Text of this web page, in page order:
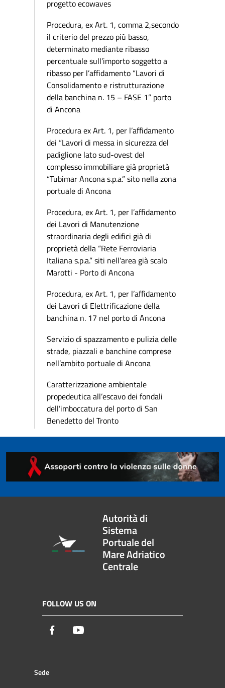
progetto ecowaves
Procedura, ex Art. 1, comma 2,secondo
il criterio del prezzo più basso,
determinato mediante ribasso
percentuale sull’importo soggetto a
ribasso per l’affidamento “Lavori di
Consolidamento e ristrutturazione
della banchina n. 15 – FASE 1” porto
di Ancona
Procedura ex Art. 1, per l’affidamento
dei “Lavori di messa in sicurezza del
padiglione lato sud-ovest del
complesso immobiliare già proprietà
“Tubimar Ancona s.p.a.” sito nella zona
portuale di Ancona
Procedura, ex Art. 1, per l’affidamento
dei Lavori di Manutenzione
straordinaria degli edifici già di
proprietà della “Rete Ferroviaria
Italiana s.p.a.” siti nell’area già scalo
Marotti - Porto di Ancona
Procedura, ex Art. 1, per l’affidamento
dei Lavori di Elettrificazione della
banchina n. 17 nel porto di Ancona
Servizio di spazzamento e pulizia delle
strade, piazzali e banchine comprese
nell’ambito portuale di Ancona
Caratterizzazione ambientale
propedeutica all’escavo dei fondali
dell’imboccatura del porto di San
Benedetto del Tronto
Autorità di
Sistema
Portuale del
Mare Adriatico
Centrale
FOLLOW US ON
Facebook
Sede